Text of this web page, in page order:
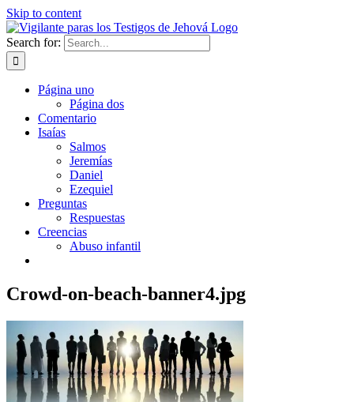
Skip to content
Search for:
Página uno
Página dos
Comentario
Isaías
Salmos
Jeremías
Daniel
Ezequiel
Preguntas
Respuestas
Creencias
Abuso infantil
Crowd-on-beach-banner4.jpg